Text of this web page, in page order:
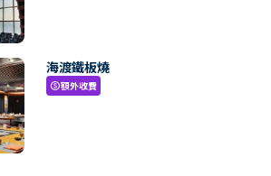
海渡鐵板燒
paid額外收費